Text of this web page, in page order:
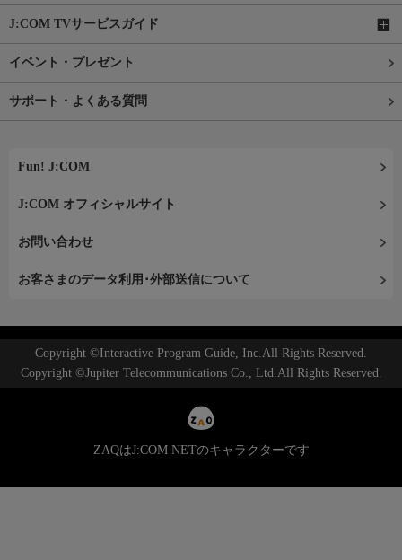
J:COM TVサービスガイド
イベント・プレゼント
サポート・よくある質問
Fun! J:COM
J:COM オフィシャルサイト
お問い合わせ
お客さまのデータ利用･外部送信について
Copyright ©Interactive Program Guide, Inc.All Rights Reserved.
Copyright ©Jupiter Telecommunications Co., Ltd.All Rights Reserved.
ZAQはJ:COM NETのキャラクターです